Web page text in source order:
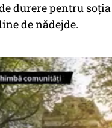
durere pentru
de nădejde.